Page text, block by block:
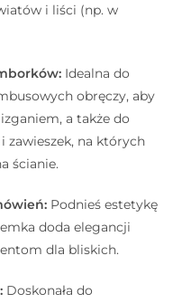
i liści (np. w
Idealna do
obręczy, aby
a także do
zawieszek, na których
ścianie.
Podnieś estetykę
doda elegancji
dla bliskich.
Doskonała do